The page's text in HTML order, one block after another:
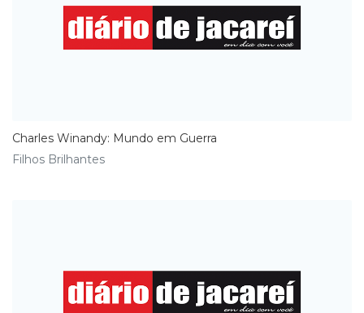
Charles Winandy: Mundo em Guerra
Filhos Brilhantes